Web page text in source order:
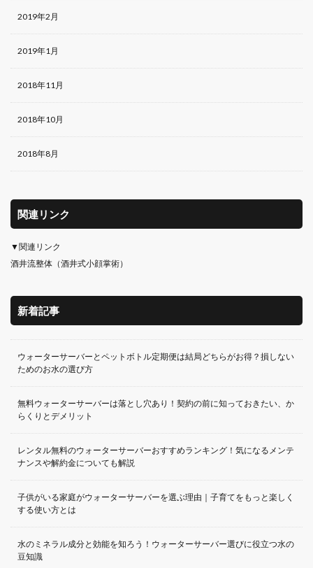
2019年2月
2019年1月
2018年11月
2018年10月
2018年8月
関連リンク
▼関連リンク
酒井流整体（酒井式小顔掌術）
新着記事
ウォーターサーバーとペットボトル定期便は結局どちらがお得？損しない
ためのお水の選び方
無料ウォーターサーバーは落とし穴あり！契約の前に知っておきたい、か
らくりとデメリット
レンタル無料のウォーターサーバーおすすめランキング！気になるメンテ
ナンスや解約金についても解説
子供がいる家庭がウォーターサーバーを選ぶ理由｜子育てをもっと楽しく
する使い方とは
水のミネラル成分と効能を知ろう！ウォーターサーバー選びに役立つ水の
豆知識